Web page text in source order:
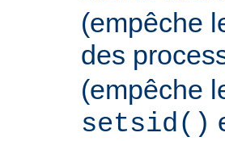
(empêche
des
(empêche
setsid()